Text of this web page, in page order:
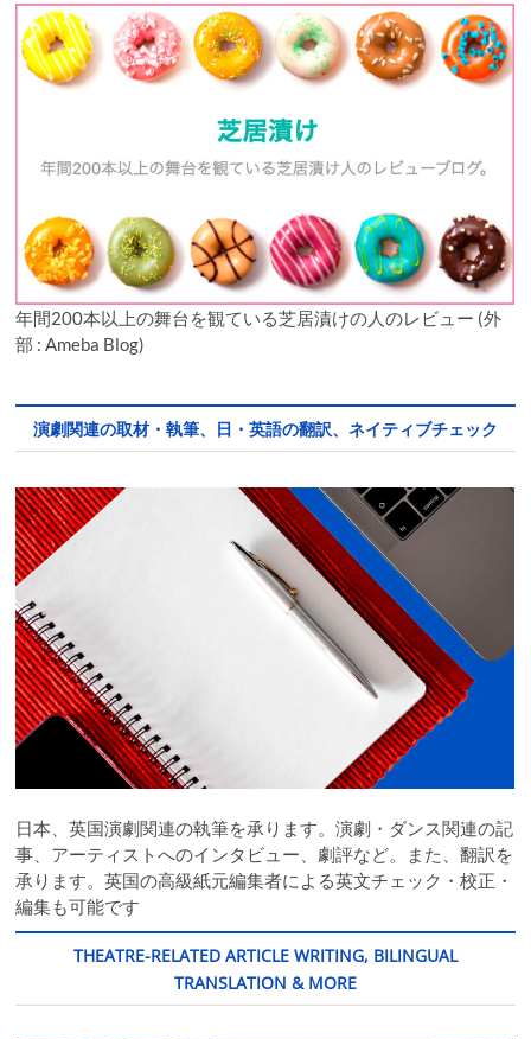
年間200本以上の舞台を観ている芝居漬けの人のレビュー (外
部 : Ameba Blog)
演劇関連の取材・執筆、日・英語の翻訳、ネイティブチェック
日本、英国演劇関連の執筆を承ります。演劇・ダンス関連の記
事、アーティストへのインタビュー、劇評など。また、翻訳を
承ります。英国の高級紙元編集者による英文チェック・校正・
編集も可能です
THEATRE-RELATED ARTICLE WRITING, BILINGUAL
TRANSLATION & MORE